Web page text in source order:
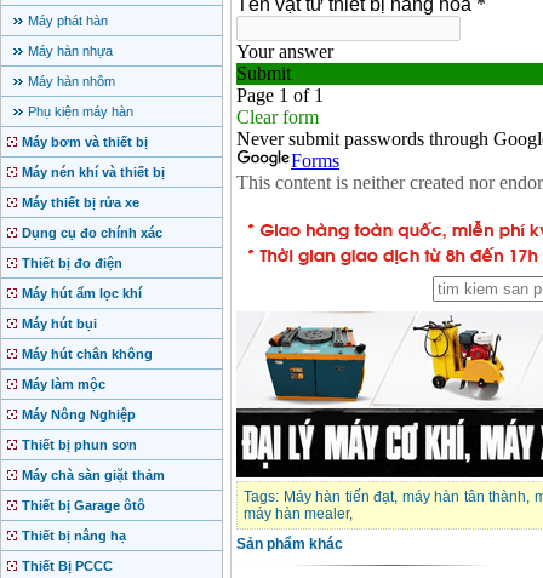
Máy phát hàn
Máy hàn nhựa
Máy hàn nhôm
Phụ kiện máy hàn
Máy bơm và thiết bị
Máy nén khí và thiết bị
Máy thiết bị rửa xe
Dụng cụ đo chính xác
Thiết bị đo điện
Máy hút ẩm lọc khí
Máy hút bụi
Máy hút chân không
Máy làm mộc
Máy Nông Nghiệp
Thiết bị phun sơn
Máy chà sàn giặt thảm
Thiết bị Garage ôtô
Thiết bị nâng hạ
Thiết Bị PCCC
Tags: Máy hàn tiến đạt, máy hàn tân thành,
máy hàn mealer,
Sản phẩm khác